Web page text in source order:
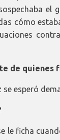
el
cómo
de quienes
se esperó
le ficha